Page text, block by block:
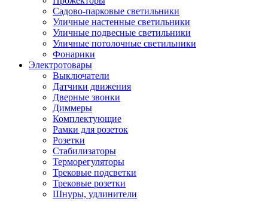
Садово-парковые светильники
Уличные настенные светильники
Уличные подвесные светильники
Уличные потолочные светильники
Фонарики
Электротовары
Выключатели
Датчики движения
Дверные звонки
Диммеры
Комплектующие
Рамки для розеток
Розетки
Стабилизаторы
Терморегуляторы
Трековые подсветки
Трековые розетки
Шнуры, удлинители